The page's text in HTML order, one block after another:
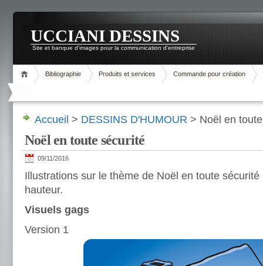
UCCIANI DESSINS
Site et banque d'images pour la communication d'entreprise
Bibliographie Produits et services Commande pour création
Accueil > DESSINS D'HUMOUR > Noël en
Noël en toute sécurité
09/11/2016
Illustrations sur le thème de Noël en toute
hauteur.
Visuels gags
Version 1